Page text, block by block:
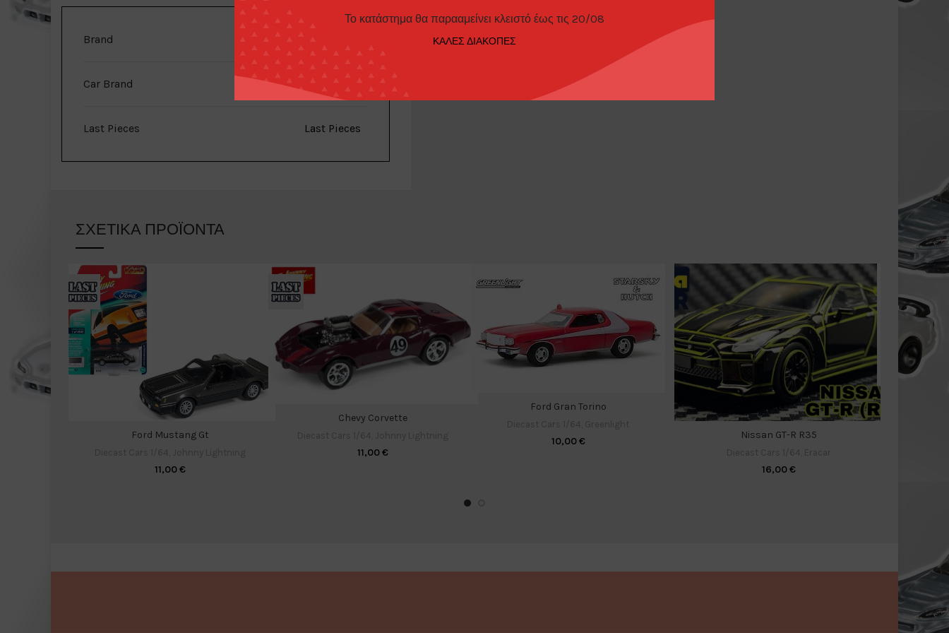
Το κατάστημα θα παρααμείνει κλειστό έως τις 20/08
ΚΑΛΕΣ ΔΙΑΚΟΠΕΣ
Brand
Car Brand Bmw
Last Pieces Last Pieces
ΣΧΕΤΙΚΆ ΠΡΟΪΌΝΤΑ
Ford Mustang Gt
11,00€
Chevy Corvette
11,00€
Ford Gran Torino
10,00€
Nissan GT-R R35
16,00€